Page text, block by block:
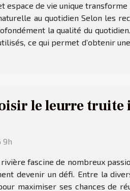
espace de vie unique
au quotidien Selon les
la qualité du
ce qui permet d’obtenir
le leurre
9h
fascine de nombreux
devenir un défi. Entre la
maximiser ses chances de